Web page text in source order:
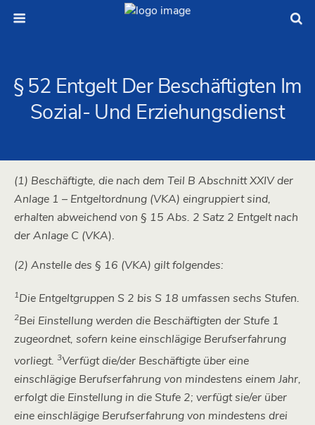
§ 52 Entgelt Der Beschäftigten Im
Sozial- Und Erziehungsdienst
(1) Beschäftigte, die nach dem Teil B Abschnitt XXIV der
Anlage 1 – Entgeltordnung (VKA) eingruppiert sind,
erhalten abweichend von § 15 Abs. 2 Satz 2 Entgelt nach
der Anlage C (VKA).
(2) Anstelle des § 16 (VKA) gilt folgendes:
1Die Entgeltgruppen S 2 bis S 18 umfassen sechs Stufen.
2Bei Einstellung werden die Beschäftigten der Stufe 1
zugeordnet, sofern keine einschlägige Berufserfahrung
vorliegt. 3Verfügt die/der Beschäftigte über eine
einschlägige Berufserfahrung von mindestens einem Jahr,
erfolgt die Einstellung in die Stufe 2; verfügt sie/er über
eine einschlägige Berufserfahrung von mindestens drei